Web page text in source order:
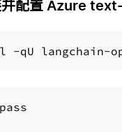
并配置 Azure